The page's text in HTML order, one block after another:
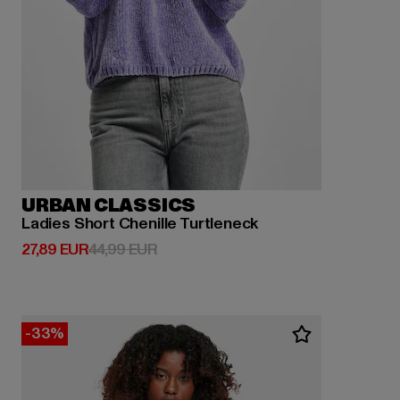
URBAN CLASSICS
Ladies Short Chenille Turtleneck
27,89 EUR
Derzeitiger Preis: 27,89 EUR
44,99 EURAktionspreis: 44,99 EUR
-33%